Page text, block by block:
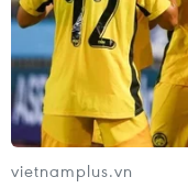
vietnamplus.vn